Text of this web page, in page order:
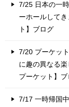
7/25 日本の一
ーホールして
ト】ブログ
7/20 プーケッ
に趣の異なる
プーケット】
7/17 一時帰国